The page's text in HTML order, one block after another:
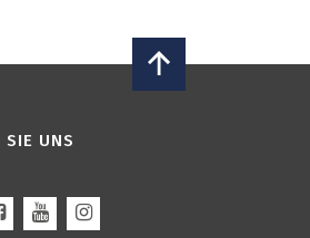
SIE UNS